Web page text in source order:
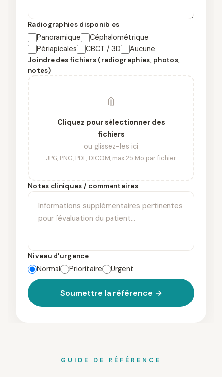
Radiographies disponibles
Panoramique
Céphalométrique
Périapicales
CBCT / 3D Aucune
Joindre des fichiers (radiographies, photos,
notes)
📎
Cliquez pour sélectionner des
fichiers
ou glissez-les ici
JPG, PNG, PDF, DICOM, max 25 Mo par fichier
Notes cliniques / commentaires
Niveau d'urgence
Normal Prioritaire Urgent
Soumettre la référence →
GUIDE DE RÉFÉRENCE